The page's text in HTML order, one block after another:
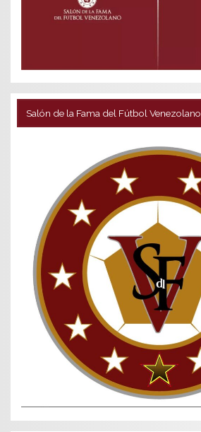
Salón de la Fama del Fútbol Venezolano